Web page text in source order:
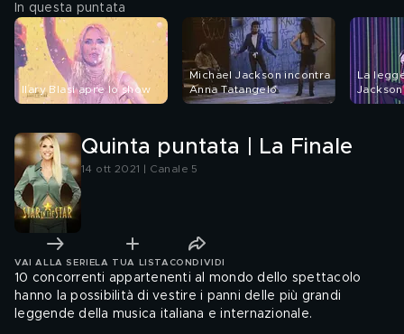
In questa puntata
Ilary Blasi apre lo show
Michael Jackson incontra
Anna Tatangelo
La
Quinta puntata | La Finale
14 ott 2021 | Canale 5
VAI ALLA SERIE LA TUA LISTA CONDIVIDI
10 concorrenti appartenenti al mondo dello spettacolo
hanno la possibilità di vestire i panni delle più grandi
leggende della musica italiana e internazionale.